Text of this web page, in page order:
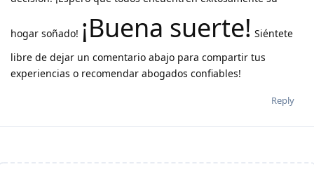
hogar soñado! ¡Buena suerte! Siéntete
libre de dejar un comentario abajo para compartir tus
experiencias o recomendar abogados confiables!
Reply